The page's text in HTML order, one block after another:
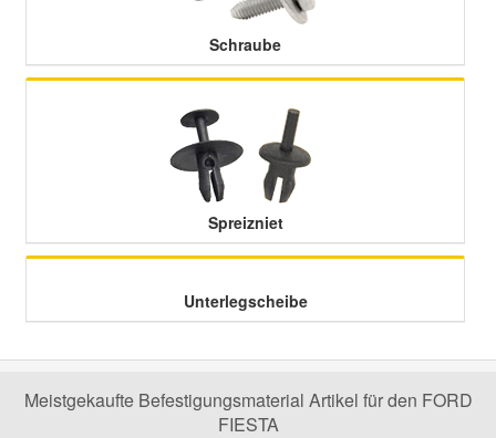
Schraube
Spreizniet
Unterlegscheibe
Meistgekaufte Befestigungsmaterial Artikel für den FORD
FIESTA